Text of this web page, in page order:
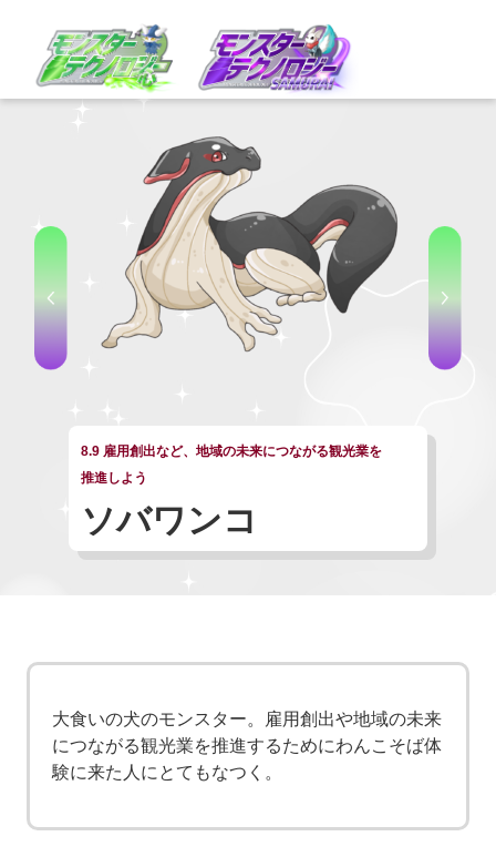
8.9 雇用創出など、地域の未来につながる観光業を
推進しよう
ソバワンコ
大食いの犬のモンスター。雇用創出や地域の未来
につながる観光業を推進するためにわんこそば体
験に来た人にとてもなつく。